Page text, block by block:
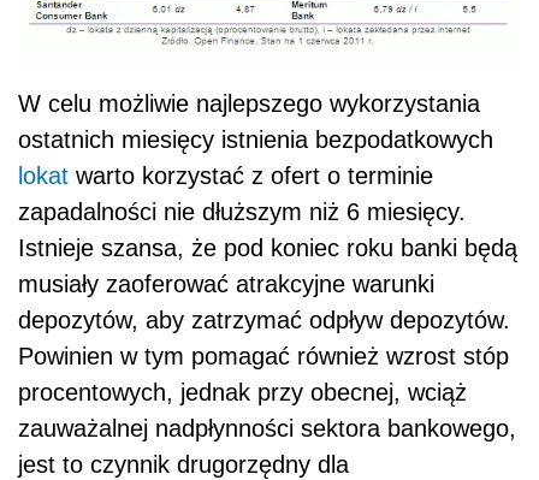
W celu możliwie najlepszego wykorzystania
ostatnich miesięcy istnienia bezpodatkowych
lokat warto korzystać z ofert o terminie
zapadalności nie dłuższym niż 6 miesięcy.
Istnieje szansa, że pod koniec roku banki będą
musiały zaoferować atrakcyjne warunki
depozytów, aby zatrzymać odpływ depozytów.
Powinien w tym pomagać również wzrost stóp
procentowych, jednak przy obecnej, wciąż
zauważalnej nadpłynności sektora bankowego,
jest to czynnik drugorzędny dla